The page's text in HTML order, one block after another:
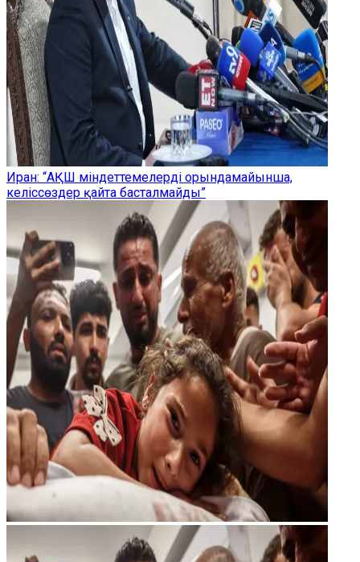
Иран: “АҚШ міндеттемелерді орындамайынша,
келіссөздер қайта басталмайды”